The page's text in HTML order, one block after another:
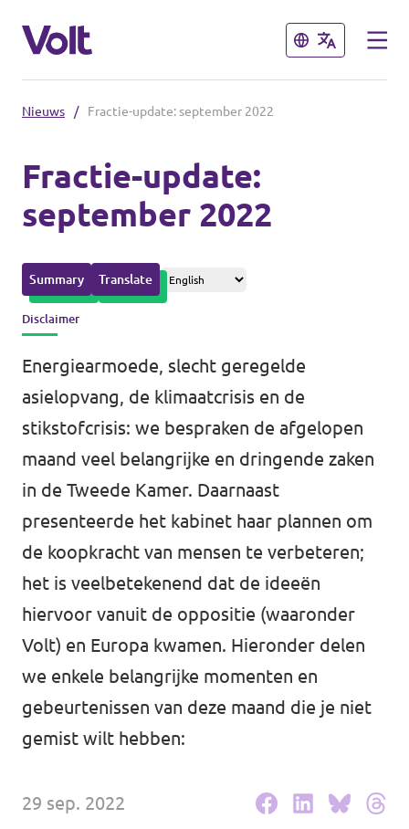
Sluiten
Volt Amsterdam
Volt Arnhem
Volt Delft
...alle Volt gemeenten
Afdelingen in de provincies
Volt Drenthe
Volt Fryslân
...alle Volt provincies
Sluiten
Standpunten
Over Volt
Mensen
Nieuws
Agenda
Doneer
Word lid
Word actief
Doneer
Nieuws / Fractie-update: september 2022
Fractie-update:
september 2022
Summary Translate
Disclaimer
Energiearmoede, slecht geregelde
asielopvang, de klimaatcrisis en de
stikstofcrisis: we bespraken de afgelopen
maand veel belangrijke en dringende zaken
in de Tweede Kamer. Daarnaast
presenteerde het kabinet haar plannen om
de koopkracht van mensen te verbeteren;
het is veelbetekenend dat de ideeën
hiervoor vanuit de oppositie (waaronder
Volt) en Europa kwamen. Hieronder delen
we enkele belangrijke momenten en
gebeurtenissen van deze maand die je niet
gemist wilt hebben:
29 sep. 2022